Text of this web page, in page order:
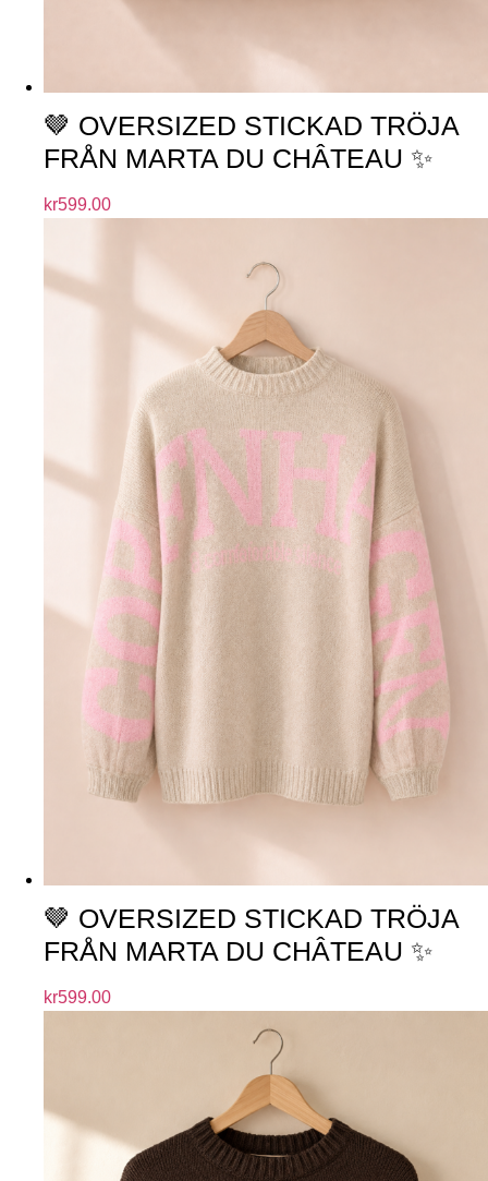
🤎 OVERSIZED STICKAD TRÖJA
FRÅN MARTA DU CHÂTEAU ✨
kr599.00
🤎 OVERSIZED STICKAD TRÖJA
FRÅN MARTA DU CHÂTEAU ✨
kr599.00